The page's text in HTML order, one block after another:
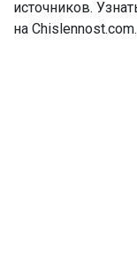
источников.
на Chislennost.com.